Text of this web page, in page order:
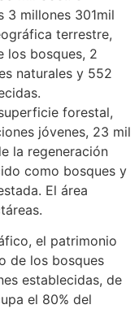
3 millones 301mil
terrestre,
los bosques, 2
naturales y 552
forestal,
jóvenes, 23 mil
la regeneración
como bosques y
El área
el patrimonio
de los bosques
establecidas, de
el 80% del